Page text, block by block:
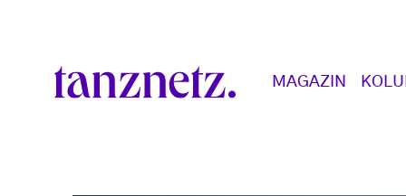
Main navigation
MAGAZIN